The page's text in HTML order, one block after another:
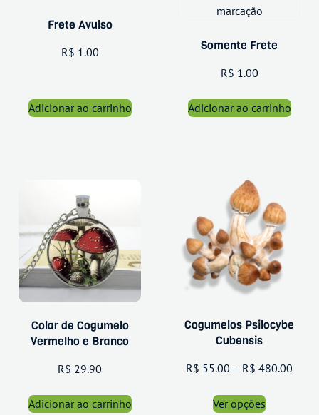
Frete Avulso
R$ 1.00
Adicionar ao carrinho
Somente Frete
R$ 1.00
Adicionar ao carrinho
Colar de Cogumelo
Vermelho e Branco
R$ 29.90
Adicionar ao carrinho
Cogumelos Psilocybe
Cubensis
R$ 55.00 – R$ 480.00
Ver opções